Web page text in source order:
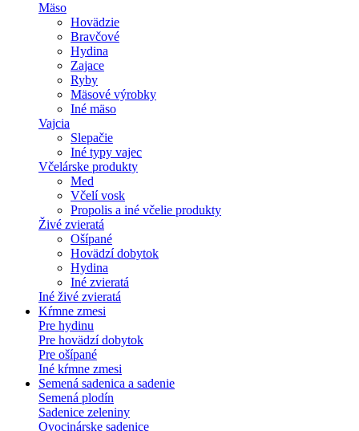
Mäso
Hovädzie
Bravčové
Hydina
Zajace
Ryby
Mäsové výrobky
Iné mäso
Vajcia
Slepačie
Iné typy vajec
Včelárske produkty
Med
Včelí vosk
Propolis a iné včelie produkty
Živé zvieratá
Ošípané
Hovädzí dobytok
Hydina
Iné zvieratá
Iné živé zvieratá
Kŕmne zmesi
Pre hydinu
Pre hovädzí dobytok
Pre ošípané
Iné kŕmne zmesi
Semená sadenica a sadenie
Semená plodín
Sadenice zeleniny
Ovocinárske sadenice